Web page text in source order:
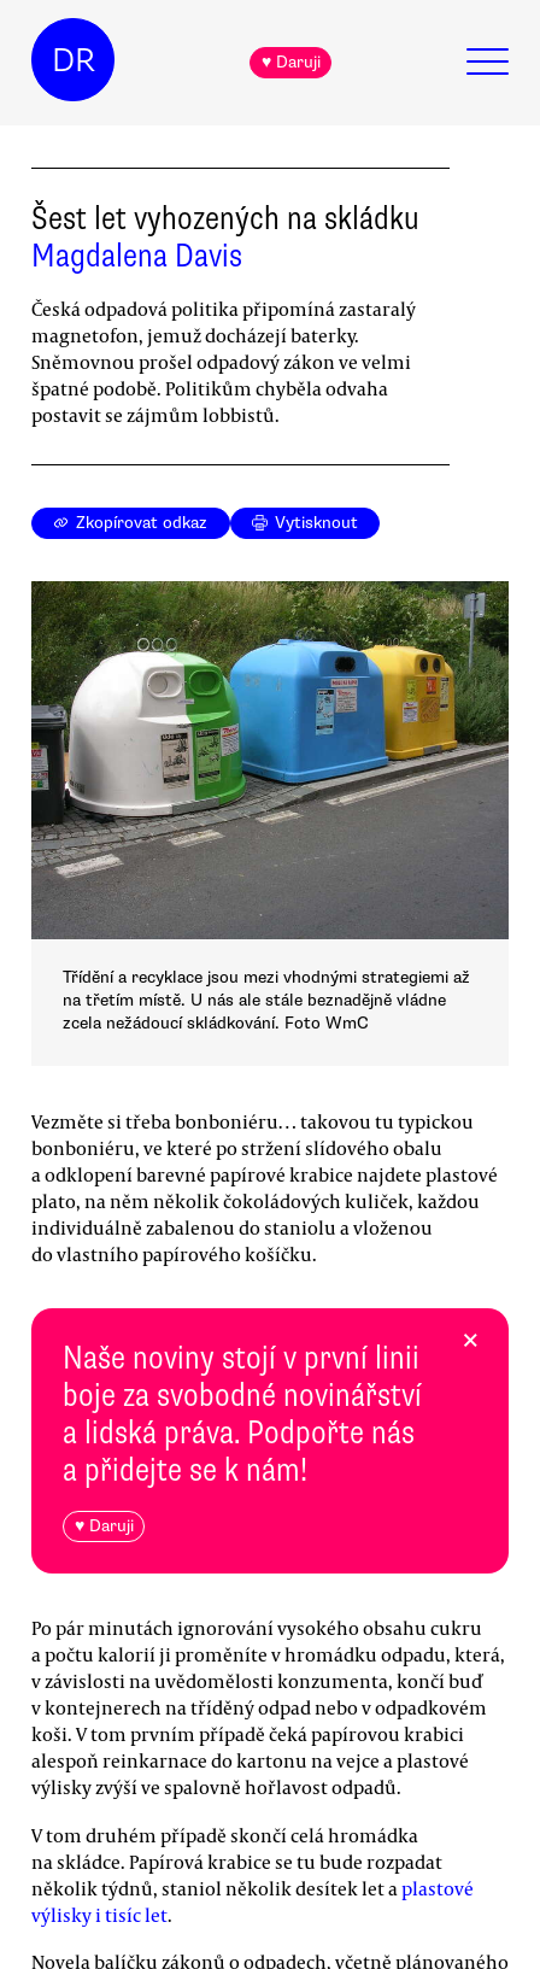
DR ♥ Daruji
Šest let vyhozených na skládku
Magdalena Davis
Česká odpadová politika připomíná zastaralý
magnetofon, jemuž docházejí baterky.
Sněmovnou prošel odpadový zákon ve velmi
špatné podobě. Politikům chyběla odvaha
postavit se zájmům lobbistů.
Zkopírovat odkaz Vytisknout
Třídění a recyklace jsou mezi vhodnými strategiemi až
na třetím místě. U nás ale stále beznadějně vládne
zcela nežádoucí skládkování. Foto WmC
Vezměte si třeba bonboniéru… takovou tu typickou
bonboniéru, ve které po stržení slídového obalu
a odklopení barevné papírové krabice najdete plastové
plato, na něm několik čokoládových kuliček, každou
individuálně zabalenou do staniolu a vloženou
do vlastního papírového košíčku.
Naše noviny stojí v první linii
boje za svobodné novinářství
a lidská práva. Podpořte nás
a přidejte se k nám!
♥ Daruji
×
Po pár minutách ignorování vysokého obsahu cukru
a počtu kalorií ji proměníte v hromádku odpadu, která,
v závislosti na uvědomělosti konzumenta, končí buď
v kontejnerech na tříděný odpad nebo v odpadkovém
koši. V tom prvním případě čeká papírovou krabici
alespoň reinkarnace do kartonu na vejce a plastové
výlisky zvýší ve spalovně hořlavost odpadů.
V tom druhém případě skončí celá hromádka
na skládce. Papírová krabice se tu bude rozpadat
několik týdnů, staniol několik desítek let a plastové
výlisky i tisíc let.
Novela balíčku zákonů o odpadech, včetně plánovaného